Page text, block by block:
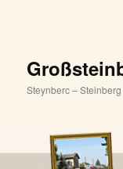
Steynberc –